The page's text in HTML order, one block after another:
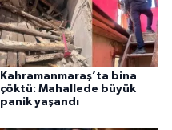
Kahramanmaraş’ta bina
çöktü: Mahallede büyük
panik yaşandı